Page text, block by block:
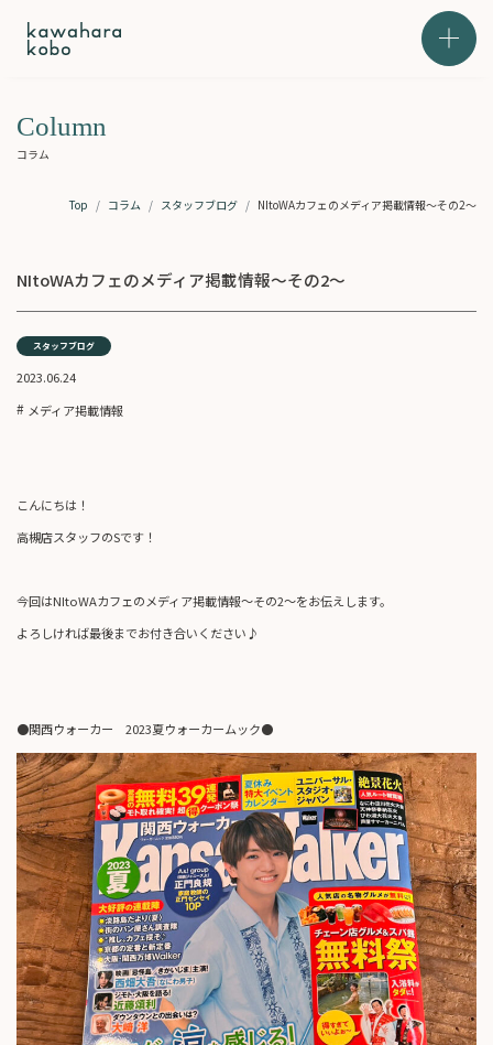
メニュ
Column
コラム
Top コラム スタッフブログ NItoWAカフェのメディア掲載情報～その2～
NItoWAカフェのメディア掲載情報～その2～
スタッフブログ
2023.06.24
メディア掲載情報
こんにちは！
高槻店スタッフのSです！
今回はNItoWAカフェのメディア掲載情報～その2～をお伝えします。
よろしければ最後までお付き合いください♪
●関西ウォーカー 2023夏ウォーカームック●